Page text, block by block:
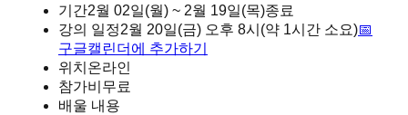
기간2월 02일(월) ~ 2월 19일(목)종료
강의 일정2월 20일(금) 오후 8시 (약 1시간 소요)📅
구글캘린더에 추가하기
위치 온라인
참가비 무료
배울 내용